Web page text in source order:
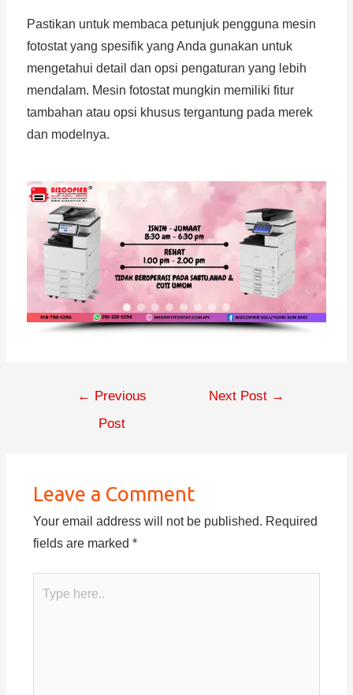
Pastikan untuk membaca petunjuk pengguna mesin
fotostat yang spesifik yang Anda gunakan untuk
mengetahui detail dan opsi pengaturan yang lebih
mendalam. Mesin fotostat mungkin memiliki fitur
tambahan atau opsi khusus tergantung pada merek
dan modelnya.
← Previous
Post
Next Post →
Leave a Comment
Your email address will not be published. Required
fields are marked *